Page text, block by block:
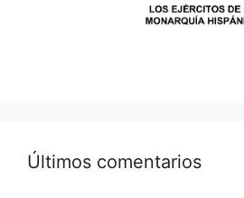
Últimos comentarios